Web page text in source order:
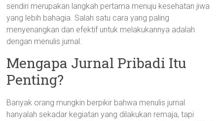
sendiri merupakan langkah pertama menuju kesehatan jiwa
yang lebih bahagia. Salah satu cara yang paling
menyenangkan dan efektif untuk melakukannya adalah
dengan menulis jurnal.
Mengapa Jurnal Pribadi Itu
Penting?
Banyak orang mungkin berpikir bahwa menulis jurnal
hanyalah sekadar kegiatan yang dilakukan remaja, tapi